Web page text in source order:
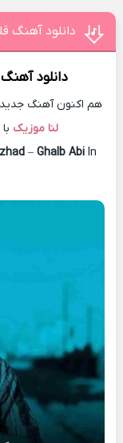
دانلود آهنگ
دانلود آهنگ
هم اکنون آهنگ جدید
لنا موزیک
– Ghalb Abi In